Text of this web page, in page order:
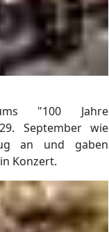
"100 Jahre
September wie
an und gaben
Konzert.